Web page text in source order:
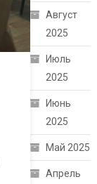
Август
2025
Июль
2025
Июнь
2025
Май 2025
Апрель